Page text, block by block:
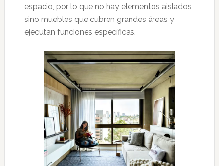
espacio, por lo que no hay elementos aislados
sino muebles que cubren grandes áreas y
ejecutan funciones específicas.